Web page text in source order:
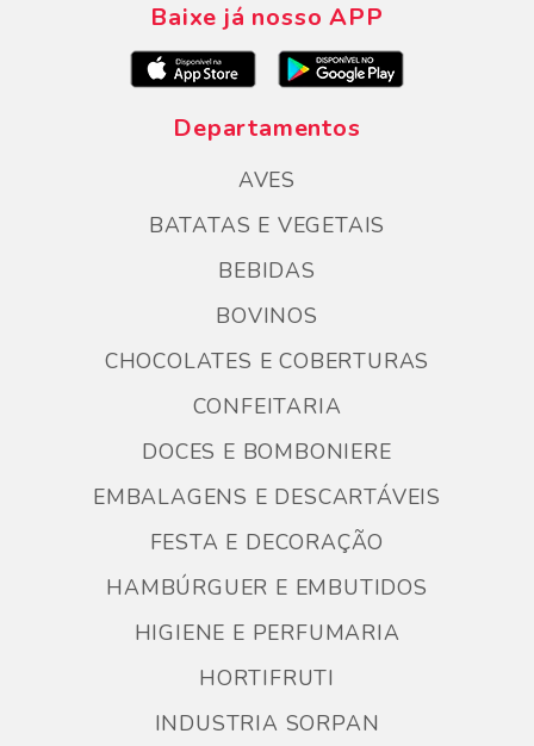
Baixe já nosso APP
Departamentos
AVES
BATATAS E VEGETAIS
BEBIDAS
BOVINOS
CHOCOLATES E COBERTURAS
CONFEITARIA
DOCES E BOMBONIERE
EMBALAGENS E DESCARTÁVEIS
FESTA E DECORAÇÃO
HAMBÚRGUER E EMBUTIDOS
HIGIENE E PERFUMARIA
HORTIFRUTI
INDUSTRIA SORPAN